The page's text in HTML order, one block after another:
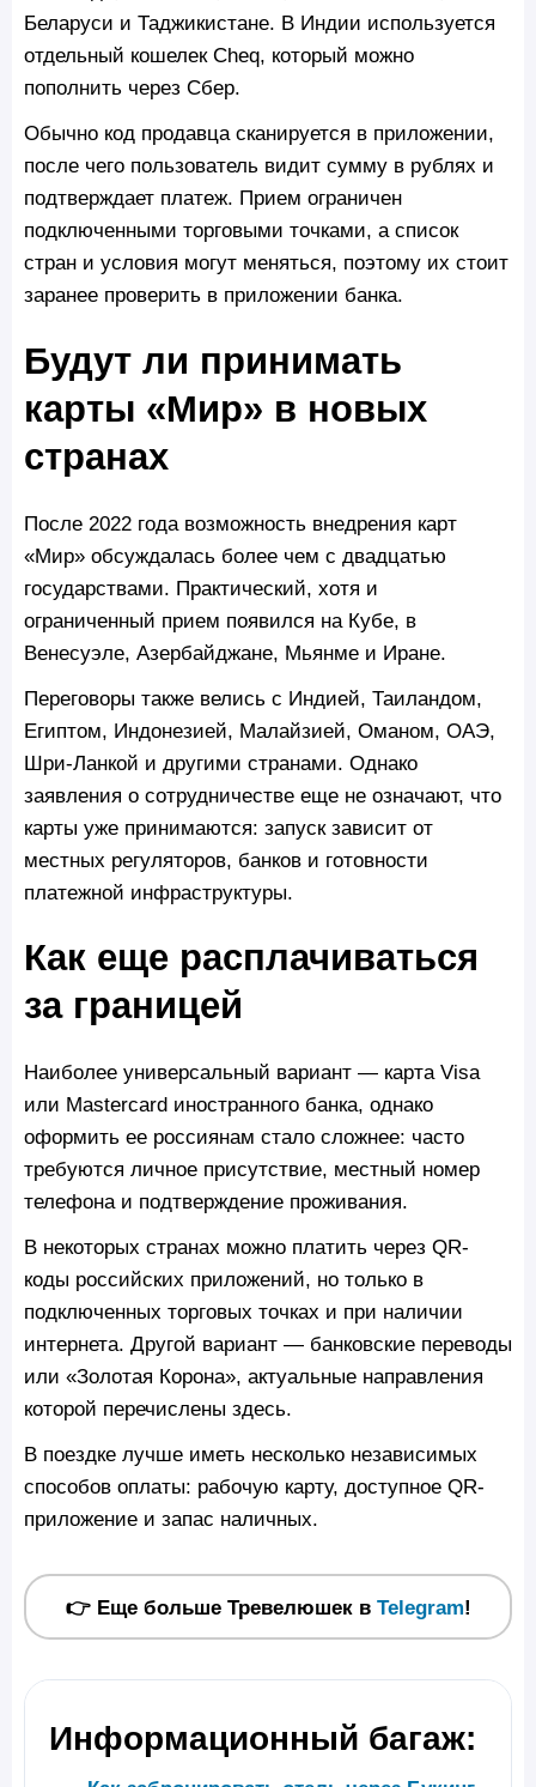
Беларуси и Таджикистане. В Индии используется
отдельный кошелек Cheq, который можно
пополнить через Сбер.
Обычно код продавца сканируется в приложении,
после чего пользователь видит сумму в рублях и
подтверждает платеж. Прием ограничен
подключенными торговыми точками, а список
стран и условия могут меняться, поэтому их стоит
заранее проверить в приложении банка.
Будут ли принимать
карты «Мир» в новых
странах
После 2022 года возможность внедрения карт
«Мир» обсуждалась более чем с двадцатью
государствами. Практический, хотя и
ограниченный прием появился на Кубе, в
Венесуэле, Азербайджане, Мьянме и Иране.
Переговоры также велись с Индией, Таиландом,
Египтом, Индонезией, Малайзией, Оманом, ОАЭ,
Шри-Ланкой и другими странами. Однако
заявления о сотрудничестве еще не означают, что
карты уже принимаются: запуск зависит от
местных регуляторов, банков и готовности
платежной инфраструктуры.
Как еще расплачиваться
за границей
Наиболее универсальный вариант — карта Visa
или Mastercard иностранного банка, однако
оформить ее россиянам стало сложнее: часто
требуются личное присутствие, местный номер
телефона и подтверждение проживания.
В некоторых странах можно платить через QR-
коды российских приложений, но только в
подключенных торговых точках и при наличии
интернета. Другой вариант — банковские переводы
или «Золотая Корона», актуальные направления
которой перечислены здесь.
В поездке лучше иметь несколько независимых
способов оплаты: рабочую карту, доступное QR-
приложение и запас наличных.
👉 Еще больше Тревелюшек в Telegram!
Информационный багаж: